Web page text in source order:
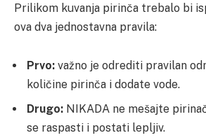
Prilikom kuvanja pirinča trebalo bi
ova dva jednostavna pravila:
Prvo: važno je odrediti pravilan
količine pirinča i dodate vode.
Drugo: NIKADA ne mešajte
se raspasti i postati lepljiv.